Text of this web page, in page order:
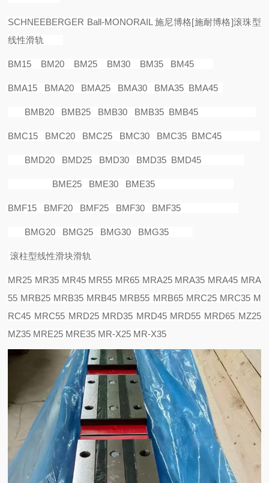
SCHNEEBERGER Ball-MONORAIL施尼博格[施耐博格]滚珠型
线性滑轨
BM15 BM20 BM25 BM30 BM35 BM45
BMA15 BMA20 BMA25 BMA30 BMA35 BMA45
BMB20 BMB25 BMB30 BMB35 BMB45
BMC15 BMC20 BMC25 BMC30 BMC35 BMC45
BMD20 BMD25 BMD30 BMD35 BMD45
BME25 BME30 BME35
BMF15 BMF20 BMF25 BMF30 BMF35
BMG20 BMG25 BMG30 BMG35
滚柱型线性滑块滑轨
MR25 MR35 MR45 MR55 MR65 MRA25 MRA35 MRA45 MRA
55 MRB25 MRB35 MRB45 MRB55 MRB65 MRC25 MRC35 M
RC45 MRC55 MRD25 MRD35 MRD45 MRD55 MRD65 MZ25
MZ35 MRE25 MRE35 MR-X25 MR-X35